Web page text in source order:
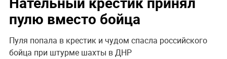
пулю вместо бойца
Пуля попала в крестик и чудом спасла российского
бойца при штурме шахты в ДНР